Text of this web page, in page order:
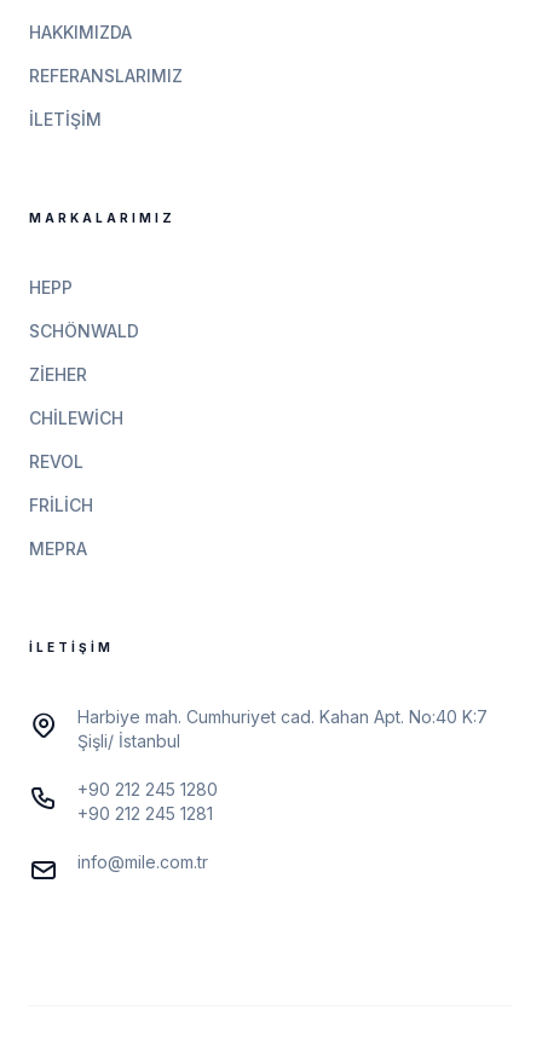
HAKKIMIZDA
REFERANSLARIMIZ
İLETIŞIM
MARKALARIMIZ
HEPP
SCHÖNWALD
ZIEHER
CHILEWICH
REVOL
FRILICH
MEPRA
İLETIŞIM
Harbiye mah. Cumhuriyet cad. Kahan Apt. No:40 K:7
Şişli/ İstanbul
+90 212 245 1280
+90 212 245 1281
info@mile.com.tr